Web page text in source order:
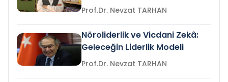
Prof.Dr. Nevzat TARHAN
Nöroliderlik ve Vicdani Zekâ:
Geleceğin Liderlik Modeli
Prof.Dr. Nevzat TARHAN